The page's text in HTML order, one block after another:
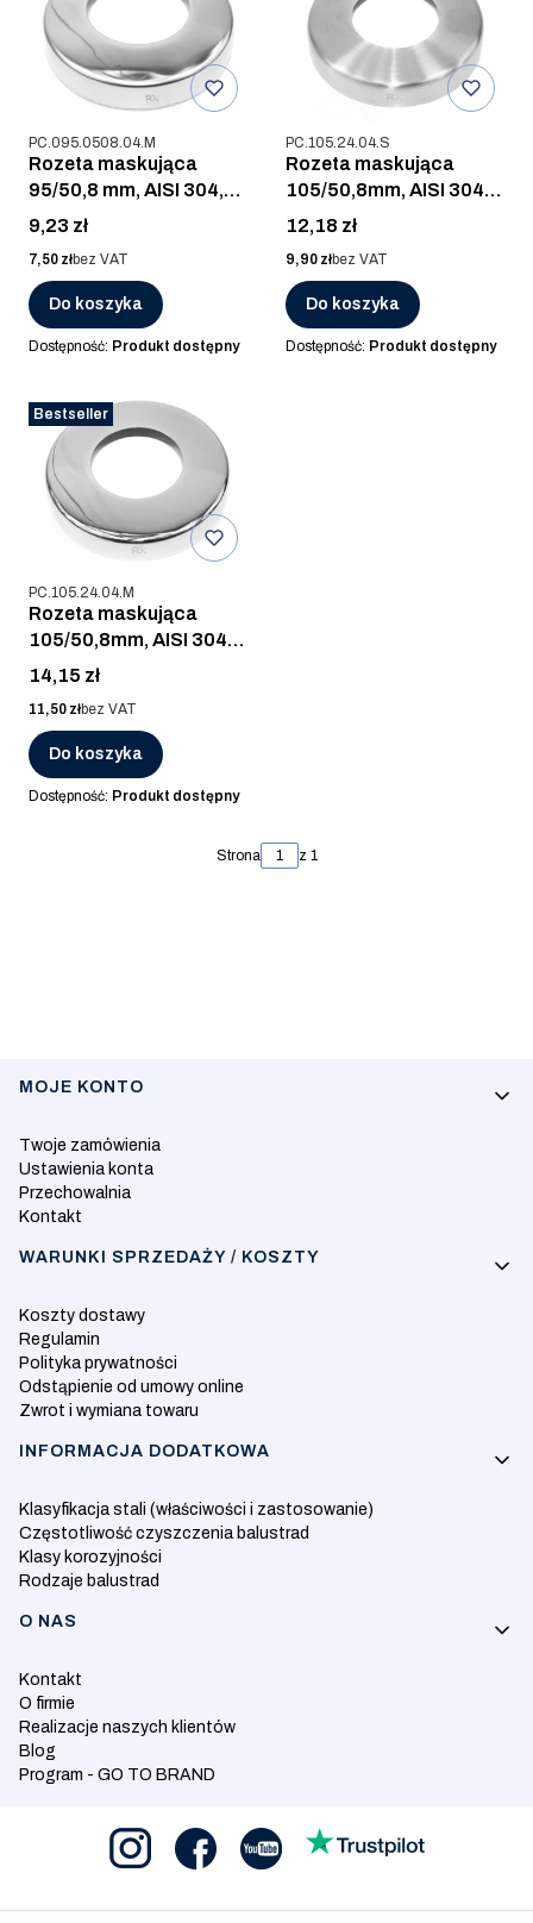
Kod produktu
PC.095.0508.04.M
Rozeta maskująca
95/50,8 mm, AISI 304,
POLER
Cena
9,23 zł
Cena
7,50 złbez VAT
Do koszyka
Dostępność: Produkt dostępny
Kod produktu
PC.105.24.04.S
Rozeta maskująca
105/50,8mm, AISI 304,
SZLIF
Cena
12,18 zł
Cena
9,90 złbez VAT
Do koszyka
Dostępność: Produkt dostępny
Bestseller
Kod produktu
PC.105.24.04.M
Rozeta maskująca
105/50,8mm, AISI 304,
POLER
Cena
14,15 zł
Cena
11,50 złbez VAT
Do koszyka
Dostępność: Produkt dostępny
Strona z 1
Linki w stopce
MOJE KONTO
Twoje zamówienia
Ustawienia konta
Przechowalnia
Kontakt
WARUNKI SPRZEDAŻY / KOSZTY
Koszty dostawy
Regulamin
Polityka prywatności
Odstąpienie od umowy online
Zwrot i wymiana towaru
INFORMACJA DODATKOWA
Klasyfikacja stali (właściwości i zastosowanie)
Częstotliwość czyszczenia balustrad
Klasy korozyjności
Rodzaje balustrad
O NAS
Kontakt
O firmie
Realizacje naszych klientów
Blog
Program - GO TO BRAND